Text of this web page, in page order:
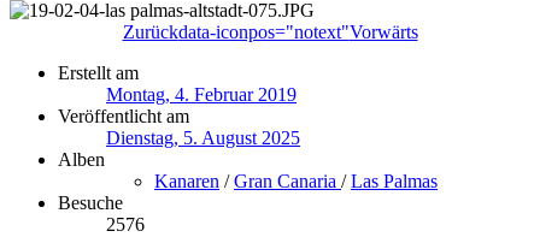
Zurückdata-iconpos="notext"Vorwärts
Erstellt am
Montag, 4. Februar 2019
Veröffentlicht am
Dienstag, 5. August 2025
Alben
Kanaren /Gran Canaria /Las Palmas
Besuche
2576